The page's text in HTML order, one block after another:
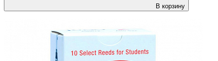
В корзину